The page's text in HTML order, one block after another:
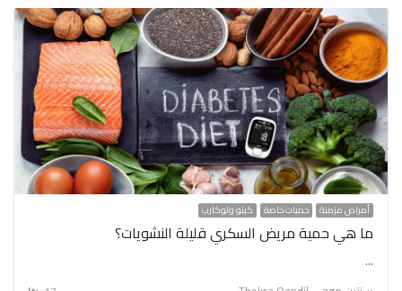
أمراض مزمنة حميات خاصة كيتو ولوكارب
ما هي حمية مريض السكري قليلة النشويات؟
…